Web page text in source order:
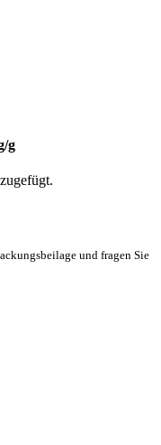
g
und fragen Sie